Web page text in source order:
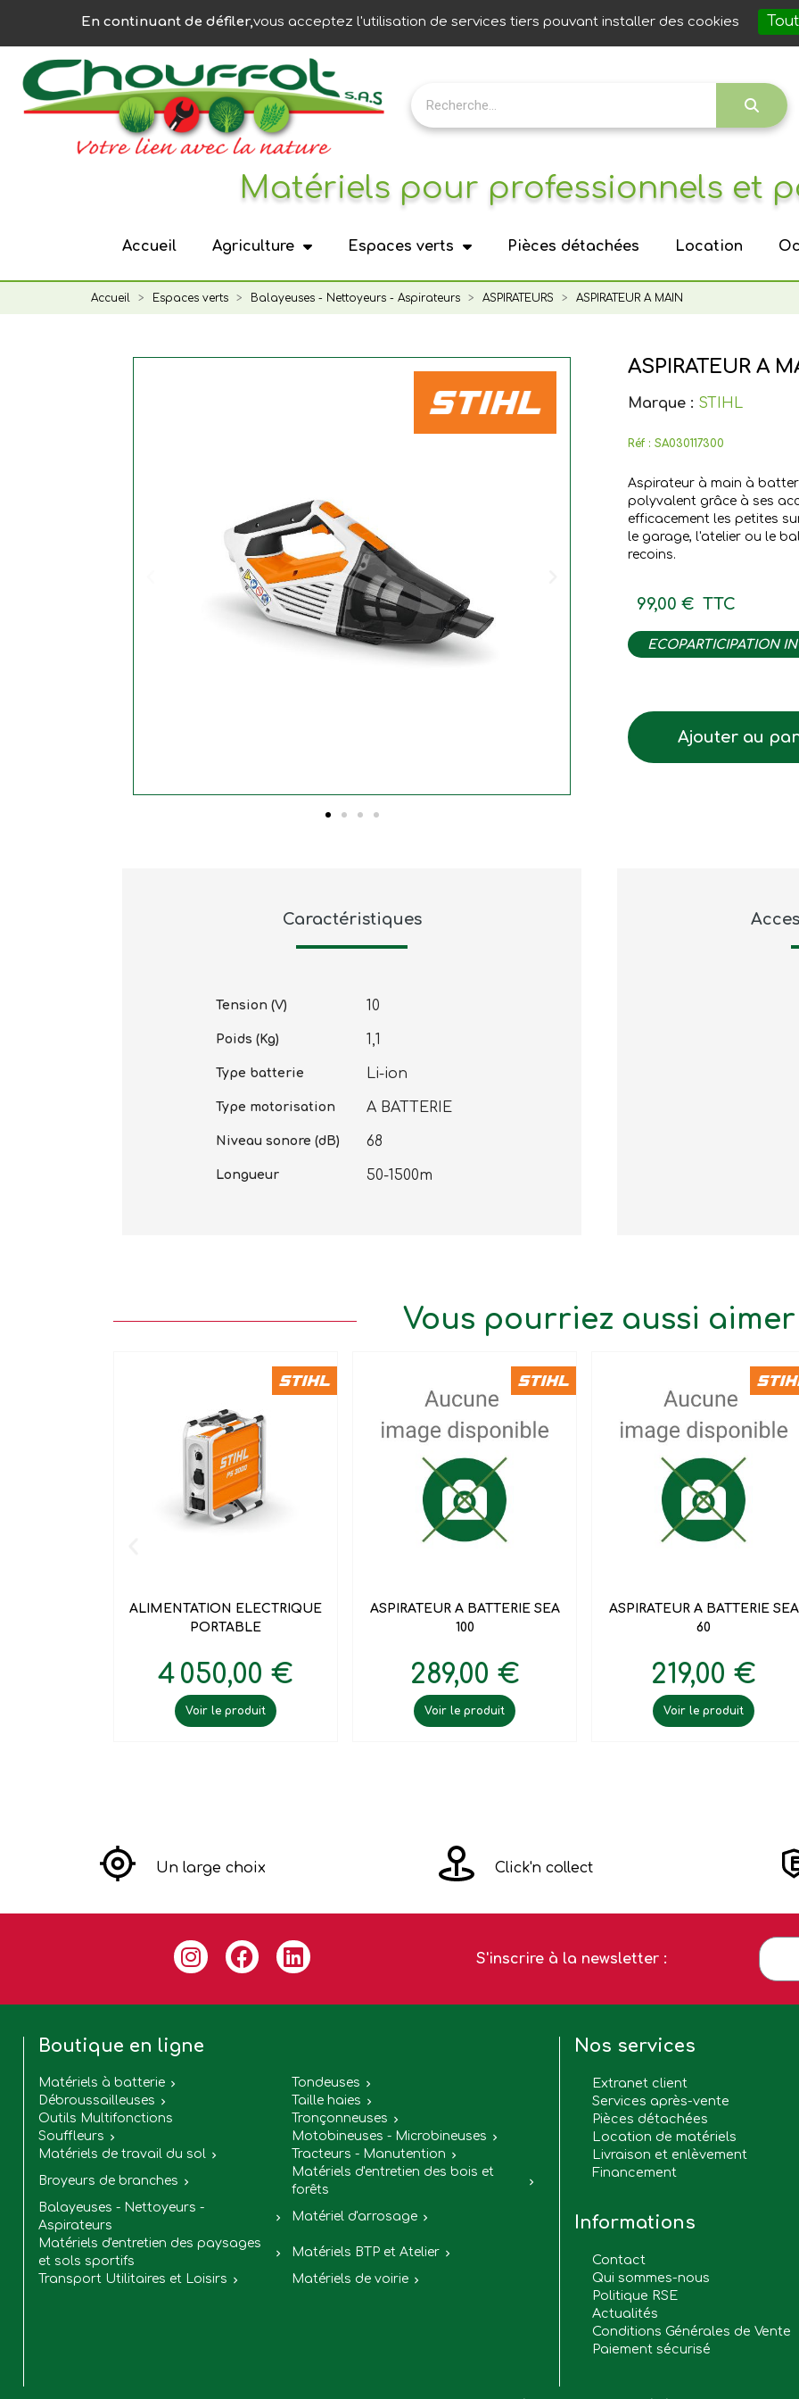
Notre
Matériels pour professionnels et
Accueil Agriculture Espaces verts Pièces détachées Location
Accueil Espaces verts Balayeuses - Nettoyeurs - Aspirateurs ASPIRATEURS ASPIRATEUR A MAIN
ASPIRATEUR A
Marque : STIHL
Réf : SA030117300
Aspirateur à main à
polyvalent grâce à ses
efficacement les petites
le garage, l'atelier ou le
recoins.
99,00 € TTC
ECOPARTICIPATION
Ajouter au
Caractéristiques
Tension (V) 10
Poids (Kg) 1,1
Type batterie Li-ion
Type motorisation A BATTERIE
Niveau sonore (dB) 68
Longueur 50-1500m
Vous pourriez aussi aimer
ALIMENTATION ELECTRIQUE
PORTABLE
4 050,00 €
Voir le produit
ASPIRATEUR A BATTERIE SEA
100
289,00 €
Voir le produit
ASPIRATEUR A BATTERIE SEA
60
219,00 €
Voir le produit
Un large choix Click'n collect
S'inscrire à la newsletter :
Boutique en ligne
Matériels à batterie  Tondeuses 
Débroussailleuses  Taille haies 
Outils Multifonctions Tronçonneuses 
Souffleurs  Motobineuses - Microbineuses 
Matériels de travail du sol  Tracteurs - Manutention 
Broyeurs de branches 
Matériels d'entretien des bois et
forêts

Balayeuses - Nettoyeurs -
Aspirateurs
 Matériel d'arrosage 
Matériels d'entretien des paysages
et sols sportifs
 Matériels BTP et Atelier 
Transport Utilitaires et Loisirs  Matériels de voirie 
Nos services
Extranet client
Services après-vente
Pièces détachées
Location de matériels
Livraison et enlèvement
Financement
Informations
Contact
Qui sommes-nous
Politique RSE
Actualités
Conditions Générales de Vente
Paiement sécurisé
En continuant de défiler,vous acceptez l'utilisation de services tiers pouvant installer des cookies